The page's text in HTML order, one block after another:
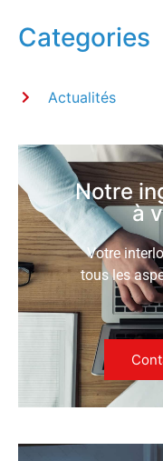
Categories
Actualités
Notre
à
Votre
tous les